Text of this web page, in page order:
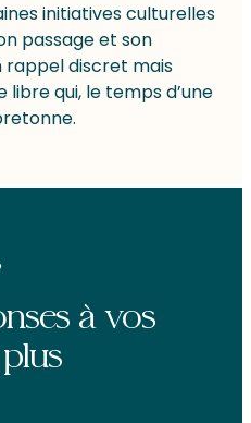
initiatives culturelles
passage et son
discret mais
qui, le temps d’une
à vos